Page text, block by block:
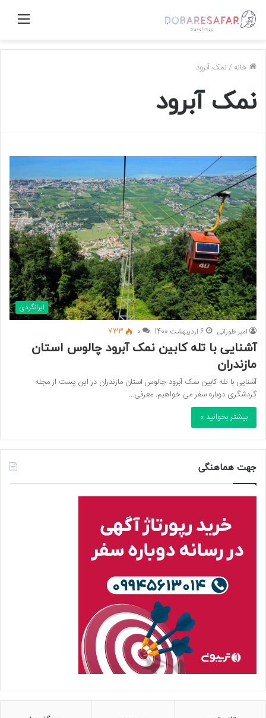
منو
خانه /نمک آبرود
نمک آبرود
ایرانگردی
امیر طورانی 6 اردیبهشت 1400 0
733
آشنایی با تله کابین نمک آبرود چالوس استان
مازندران
آشنایی با تله کابین نمک آبرود چالوس استان مازندران در این پست از مجله
گردشگری دوباره سفر می خواهیم. معرفی…
بیشتر بخوانید »
جهت هماهنگی